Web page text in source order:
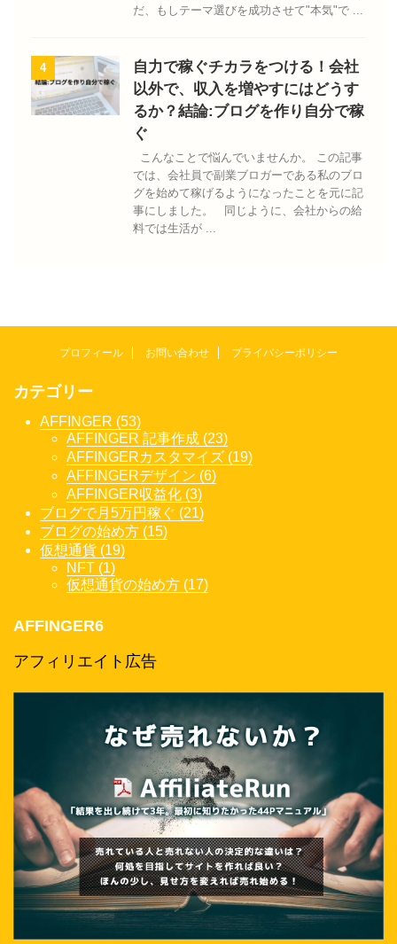
だ、もしテーマ選びを成功させて"本気"で ...
4
自力で稼ぐチカラをつける！会社
以外で、収入を増やすにはどうす
るか？結論:ブログを作り自分で稼
ぐ
こんなことで悩んでいませんか。 この記事
では、会社員で副業ブロガーである私のブロ
グを始めて稼げるようになったことを元に記
事にしました。 同じように、会社からの給
料では生活が ...
プロフィール お問い合わせ プライバシーポリシー
カテゴリー
AFFINGER (53)
AFFINGER 記事作成 (23)
AFFINGERカスタマイズ (19)
AFFINGERデザイン (6)
AFFINGER収益化 (3)
ブログで月5万円稼ぐ (21)
ブログの始め方 (15)
仮想通貨 (19)
NFT (1)
仮想通貨の始め方 (17)
AFFINGER6
アフィリエイト広告